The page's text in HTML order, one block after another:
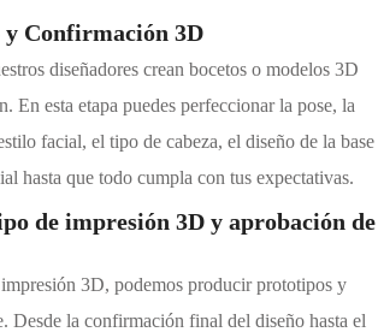
y Confirmación 3D
diseñadores crean bocetos o modelos 3D
En esta etapa puedes perfeccionar la pose, la
facial, el tipo de cabeza, el diseño de la base
hasta que todo cumpla con tus expectativas.
de impresión 3D y aprobación de
3D, podemos producir prototipos y
Desde la confirmación final del diseño hasta el